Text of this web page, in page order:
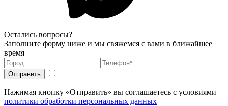
Остались вопросы?
Заполните форму ниже и мы свяжемся с вами в ближайшее
время
Нажимая кнопку «Отправить» вы соглашаетесь с условиями
политики обработки персональных данных